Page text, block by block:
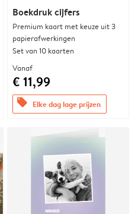
Boekdruk cijfers
Premium kaart met keuze uit 3
papierafwerkingen
Set van 10 kaarten
Vanaf
€ 11,99
offers Elke dag lage prijzen